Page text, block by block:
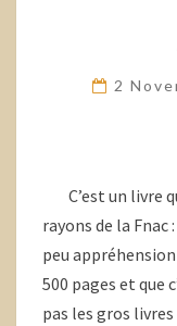
2
C’est un livre
rayons de la Fnac :
peu
500 pages et que
pas les gros